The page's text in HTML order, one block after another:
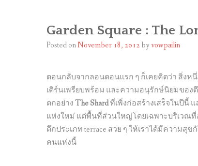
Garden Square : The
Posted onNovember 18, 2012by vowpailin
ตอนกลับจากลอนดอนแรก ๆ ก็เคยคิดว่า สิ่ง
เดิร์นเพรียบพร้อม และความอนุรักษ์นิยมขอ
ตกอย่างThe Shardที่เพิ่งก่อสร้างเสร็จในปีนี้
แห่งใหม่ แต่พื้นที่ส่วนใหญ่โดยเฉพาะบริเวณ
ตึกประเภท terrace สวย ๆ ให้เราได้มีความ
คนแห่งนี้